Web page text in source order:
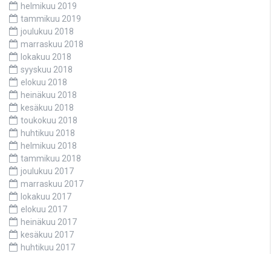
helmikuu 2019
tammikuu 2019
joulukuu 2018
marraskuu 2018
lokakuu 2018
syyskuu 2018
elokuu 2018
heinäkuu 2018
kesäkuu 2018
toukokuu 2018
huhtikuu 2018
helmikuu 2018
tammikuu 2018
joulukuu 2017
marraskuu 2017
lokakuu 2017
elokuu 2017
heinäkuu 2017
kesäkuu 2017
huhtikuu 2017